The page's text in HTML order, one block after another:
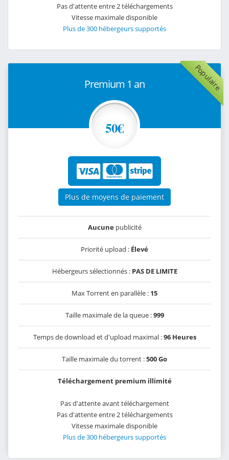
Pas d'attente entre 2 téléchargements
Vitesse maximale disponible
Plus de 300 hébergeurs supportés
Populaire
Premium 1 an
50€
Plus de moyens de paiement
Aucunepublicité
Priorité upload : Élevé
Hébergeurs sélectionnés : PAS DE LIMITE
Max Torrent en parallèle : 15
Taille maximale de la queue :999
Temps de download et d'upload maximal :96 Heures
Taille maximale du torrent :500 Go
Téléchargement premium illimité
Pas d'attente avant téléchargement
Pas d'attente entre 2 téléchargements
Vitesse maximale disponible
Plus de 300 hébergeurs supportés